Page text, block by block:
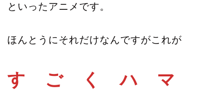
といったアニメです。
ほんとうにそれだけなんですがこれが
す ご く ハ マ